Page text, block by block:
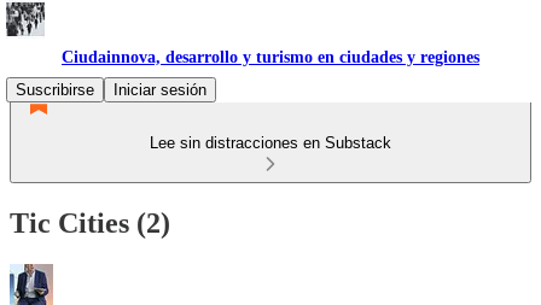
Ciudainnova, desarrollo y turismo en ciudades y regiones
Suscribirse
Iniciar sesión
Lee sin distracciones en Substack
Tic Cities (2)